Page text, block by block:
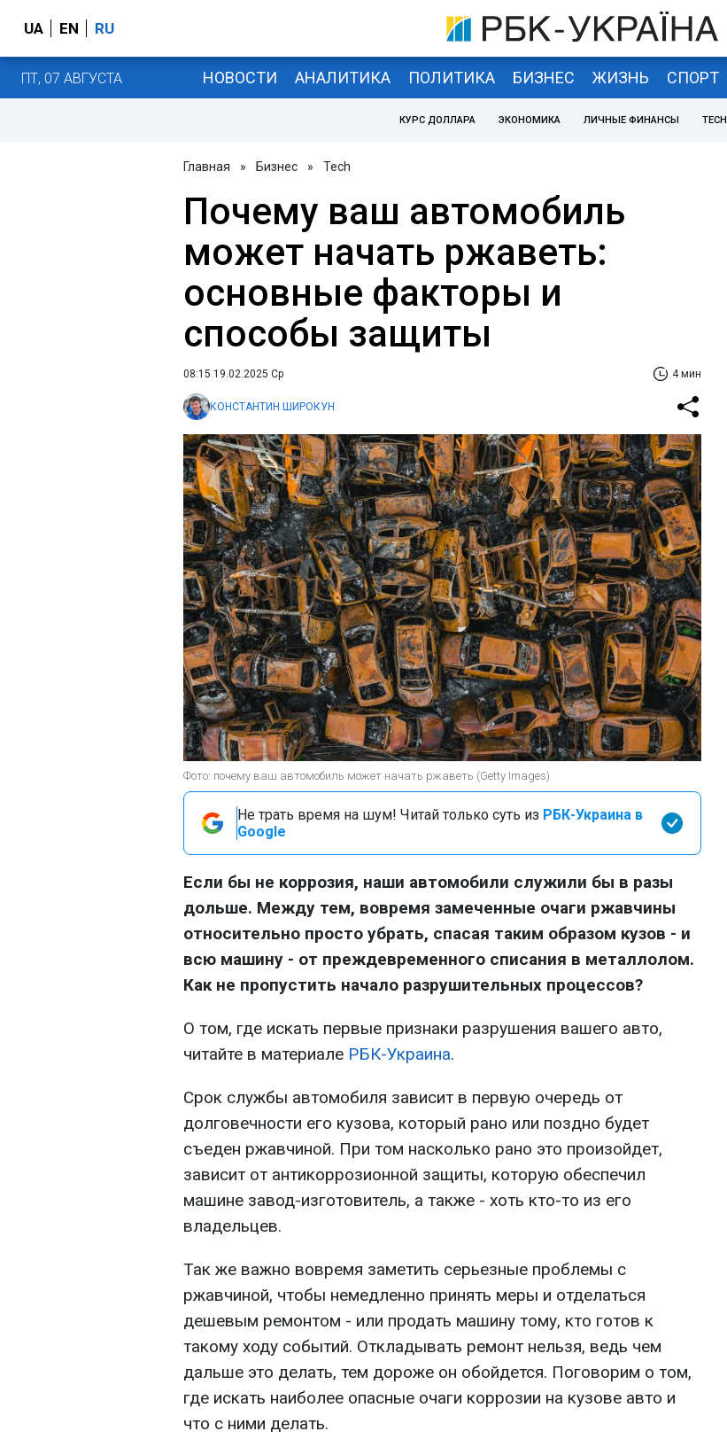
UA EN RU
ПТ, 07 АВГУСТА НОВОСТИ АНАЛИТИКА ПОЛИТИКА БИЗНЕС ЖИЗНЬ СПОРТ
КУРС ДОЛЛАРА ЭКОНОМИКА ЛИЧНЫЕ ФИНАНСЫ TECH
Главная » Бизнес » Tech
Почему ваш автомобиль
может начать ржаветь:
основные факторы и
способы защиты
08:15 19.02.2025 Ср 4 мин
КОНСТАНТИН ШИРОКУН
Фото: почему ваш автомобиль может начать ржаветь (Getty Images)
Не трать время на шум! Читай только суть из РБК-Украина в
Google
Если бы не коррозия, наши автомобили служили бы в разы
дольше. Между тем, вовремя замеченные очаги ржавчины
относительно просто убрать, спасая таким образом кузов - и
всю машину - от преждевременного списания в металлолом.
Как не пропустить начало разрушительных процессов?
О том, где искать первые признаки разрушения вашего авто,
читайте в материале РБК-Украина.
Срок службы автомобиля зависит в первую очередь от
долговечности его кузова, который рано или поздно будет
съеден ржавчиной. При том насколько рано это произойдет,
зависит от антикоррозионной защиты, которую обеспечил
машине завод-изготовитель, а также - хоть кто-то из его
владельцев.
Так же важно вовремя заметить серьезные проблемы с
ржавчиной, чтобы немедленно принять меры и отделаться
дешевым ремонтом - или продать машину тому, кто готов к
такому ходу событий. Откладывать ремонт нельзя, ведь чем
дальше это делать, тем дороже он обойдется. Поговорим о том,
где искать наиболее опасные очаги коррозии на кузове авто и
что с ними делать.